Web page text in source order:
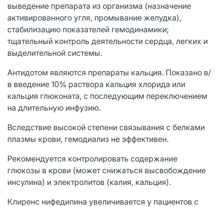
выведение препарата из организма (назначение
активированного угля, промывание желудка),
стабилизацию показателей гемодинамики;
тщательный контроль деятельности сердца, легких и
выделительной системы.
Антидотом являются препараты кальция. Показано в/
в введение 10% раствора кальция хлорида или
кальция глюконата, с последующим переключением
на длительную инфузию.
Вследствие высокой степени связывания с белками
плазмы крови, гемодиализ не эффективен.
Рекомендуется контролировать содержание
глюкозы в крови (может снижаться высвобождение
инсулина) и электролитов (калия, кальция).
Клиренс нифедипина увеличивается у пациентов с